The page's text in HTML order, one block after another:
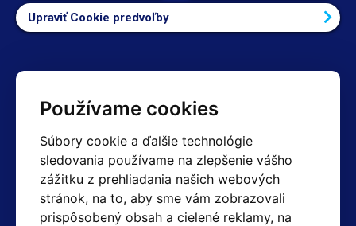
Používame cookies
Súbory cookie a ďalšie technológie
sledovania používame na zlepšenie vášho
zážitku z prehliadania našich webových
stránok, na to, aby sme vám zobrazovali
prispôsobený obsah a cielené reklamy, na
Upraviť Cookie predvoľby
Kontakty
+420 603 357 606 +420 605 234 204
info@hotair.cz
Fakturačné a expedičné oddelenie
+420 605 259 759 (Po–Pia: 7:30 – 15:00)